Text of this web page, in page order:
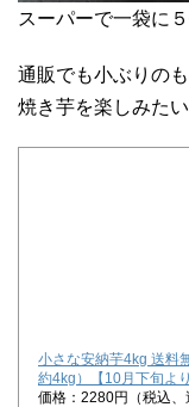
スーパーで一袋に
通販でも小ぶりの
焼き芋を楽しみた
小さな安納芋4kg 送料
約4kg）【10月下旬よ
価格：2280円（税込、